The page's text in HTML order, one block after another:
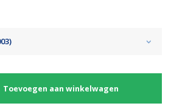
Toevoegen aan winkelwagen